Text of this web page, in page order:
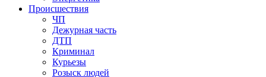
Происшествия
ЧП
Дежурная часть
ДТП
Криминал
Курьезы
Розыск людей